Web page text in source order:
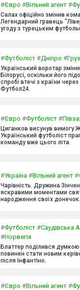
#Євро #Вільний агент #
Салах офіційно змінив
Легендарний гравець
угоду з турецьким
#Футболіст #Дніпро #
Український воротар
Білорусі, оскільки його
спробі втечі з країни через
Футбол24.
#Євро #Футболіст #
Циганков висунув вимогу
Український футболіст
команду вже цього літа.
#Україна #Вільний агент #
Чарівність. Дружина
яскравими моментами
народження своїх донечок.
#Футболіст #Саудівська
#Норвегія
Блаттер поділився думкою
повинен стати новим
після Інфантіно.
#Євро #Вільний агент #